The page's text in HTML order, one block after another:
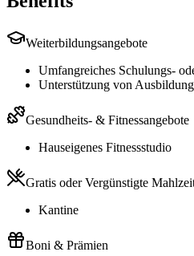
Weiterbildungsangebote
Umfangreiches Schulungs-
Unterstützung von
Gesundheits- & Fitnessangebote
Hauseigenes Fitnessstudio
Gratis oder Vergünstigte
Kantine
Boni & Prämien